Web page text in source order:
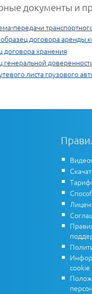
документы и
передачи
образец договора аренды
договора хранения
генеральной
листа грузового
cookie